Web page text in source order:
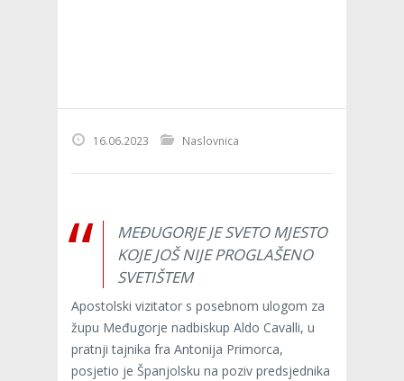
16.06.2023 Naslovnica
MEĐUGORJE JE SVETO MJESTO
KOJE JOŠ NIJE PROGLAŠENO
SVETIŠTEM
Apostolski vizitator s posebnom ulogom za
župu Međugorje nadbiskup Aldo Cavalli, u
pratnji tajnika fra Antonija Primorca,
posjetio je Španjolsku na poziv predsjednika